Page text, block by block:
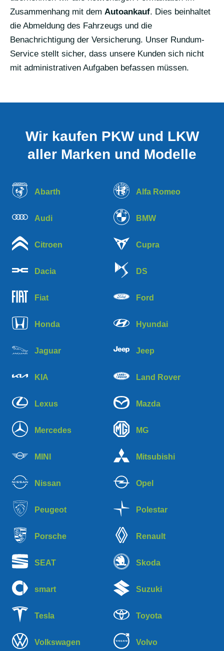
Zusammenhang mit dem Autoankauf. Dies beinhaltet
die Abmeldung des Fahrzeugs und die
Benachrichtigung der Versicherung. Unser Rundum-
Service stellt sicher, dass unsere Kunden sich nicht
mit administrativen Aufgaben befassen müssen.
Wir kaufen PKW und LKW
aller Marken und Modelle
Abarth Alfa Romeo
Audi BMW
Citroen Cupra
Dacia DS
Fiat Ford
Honda Hyundai
Jaguar Jeep
KIA Land Rover
Lexus Mazda
Mercedes MG
MINI Mitsubishi
Nissan Opel
Peugeot Polestar
Porsche Renault
SEAT Skoda
smart Suzuki
Tesla Toyota
Volkswagen Volvo